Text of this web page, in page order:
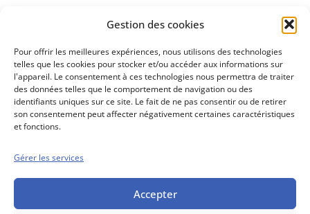
Gestion des cookies
Pour offrir les meilleures expériences, nous utilisons des technologies
telles que les cookies pour stocker et/ou accéder aux informations sur
l'appareil. Le consentement à ces technologies nous permettra de traiter
des données telles que le comportement de navigation ou des
identifiants uniques sur ce site. Le fait de ne pas consentir ou de retirer
son consentement peut affecter négativement certaines caractéristiques
et fonctions.
Gérer les services
Accepter
Découvrez
Conseils boursiers depuis 1952
Propos Utiles est
une publication